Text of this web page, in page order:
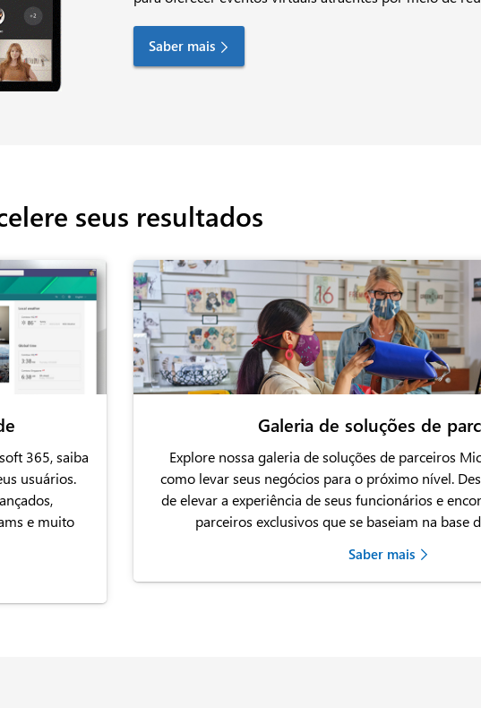
Saber mais
seus resultados
365, saiba
usuários.
e muito
Galeria de soluções de
Explore nossa galeria de soluções de parceiros
como levar seus negócios para o próximo nível.
de elevar a experiência de seus funcionários e
parceiros exclusivos que se baseiam na base
Saber mais